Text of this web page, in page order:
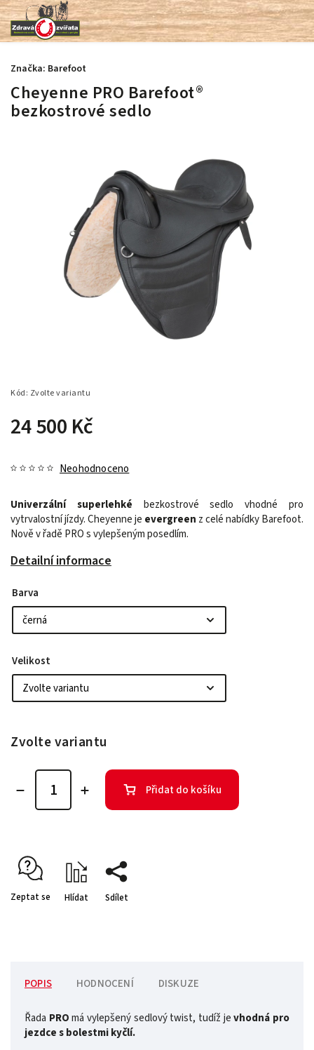
Cheyenne PRO Barefoot®
bezkostrové sedlo
Kód: Zvolte variantu
24 500 Kč
Neohodnoceno
Univerzální superlehké bezkostrové sedlo vhodné pro
vytrvalostní jízdy. Cheyenne je evergreen z celé nabídky Barefoot.
Nově v řadě PRO s vylepšeným posedlím.
Detailní informace
Značka: Barefoot
Barva
Velikost
Zvolte variantu
Přidat do košíku
Zeptat se Hlídat Sdílet
POPIS HODNOCENÍ DISKUZE
Řada PROmá vylepšený sedlový twist, tudíž jevhodná pro
jezdce s bolestmi kyčlí.